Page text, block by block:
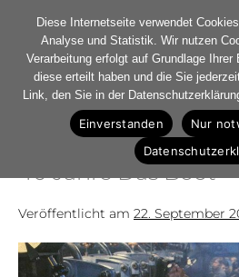
Monat:
40 Jahre Das Boot
Veröffentlicht am 22. September
Diese Internetseite verwendet
Analyse und Statistik. Wir nutzen
Verarbeitung erfolgt auf Grundlage
diese erteilt haben und die Sie
Link, den Sie in der
Einverstanden
Nur